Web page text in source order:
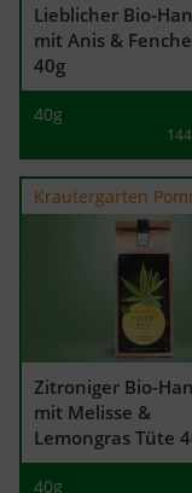
Lieblicher Bio-
mit Anis &
40g
40g
Zitroniger Bio-
mit Melisse &
Lemongras Tüte
40g